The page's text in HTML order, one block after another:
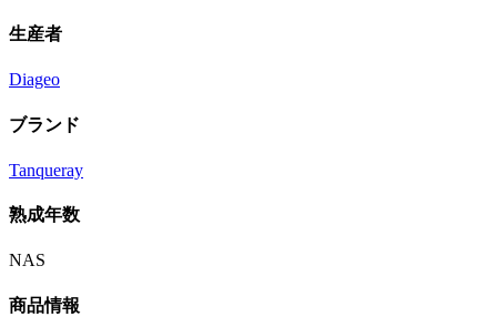
生産者
Diageo
ブランド
Tanqueray
熟成年数
NAS
商品情報